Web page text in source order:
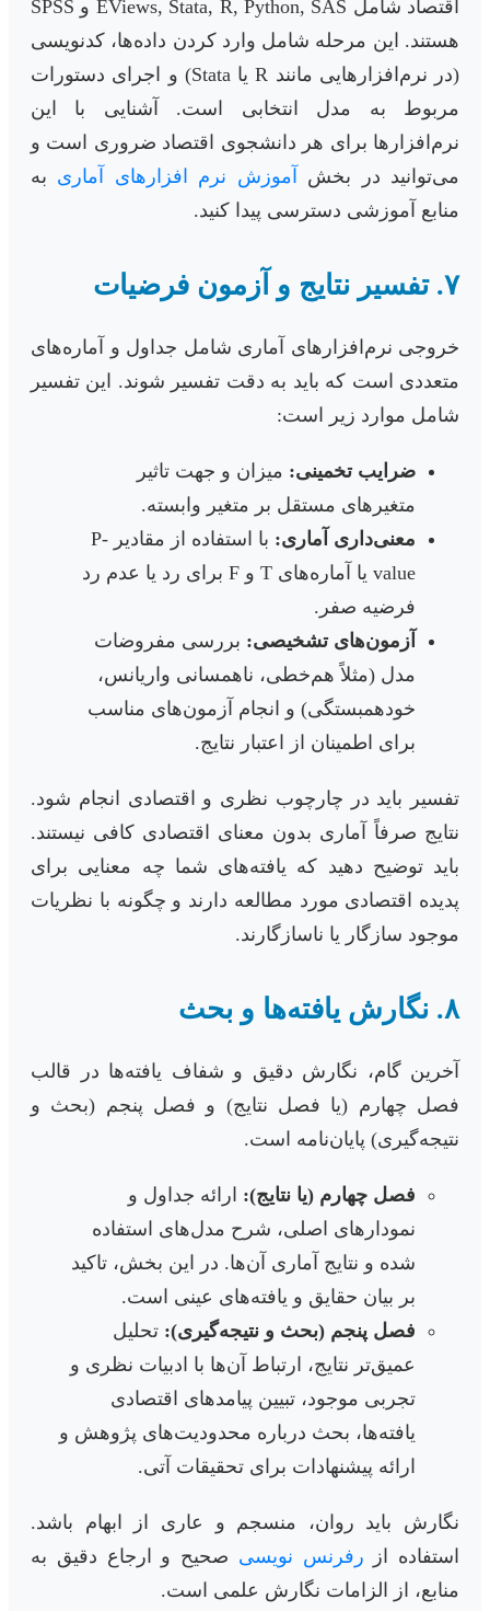
اقتصاد شامل EViews, Stata, R, Python, SAS و SPSS
هستند. این مرحله شامل وارد کردن داده‌ها، کدنویسی
(در نرم‌افزارهایی مانند R یا Stata) و اجرای دستورات
مربوط به مدل انتخابی است. آشنایی با این
نرم‌افزارها برای هر دانشجوی اقتصاد ضروری است و
می‌توانید در بخش
آموزش نرم افزارهای آماری به
منابع آموزشی دسترسی پیدا کنید.
۷. تفسیر نتایج و آزمون فرضیات
خروجی نرم‌افزارهای آماری شامل جداول و آماره‌های
متعددی است که باید به دقت تفسیر شوند. این تفسیر
شامل موارد زیر است:
ضرایب تخمینی: میزان و جهت تاثیر
متغیرهای مستقل بر متغیر وابسته.
معنی‌داری آماری:
با استفاده از مقادیر P-
value یا آماره‌های T و F برای رد یا عدم رد
فرضیه صفر.
آزمون‌های تشخیصی: بررسی مفروضات
مدل (مثلاً هم‌خطی، ناهمسانی واریانس،
خودهمبستگی) و انجام آزمون‌های مناسب
برای اطمینان از اعتبار نتایج.
تفسیر باید در چارچوب نظری و اقتصادی انجام شود.
نتایج صرفاً آماری بدون معنای اقتصادی کافی نیستند.
باید توضیح دهید که یافته‌های شما چه معنایی برای
پدیده اقتصادی مورد مطالعه دارند و چگونه با نظریات
موجود سازگار یا ناسازگارند.
۸. نگارش یافته‌ها و بحث
آخرین گام، نگارش دقیق و شفاف یافته‌ها در قالب
فصل چهارم (یا فصل نتایج) و فصل پنجم (بحث و
نتیجه‌گیری) پایان‌نامه است.
فصل چهارم (یا نتایج): ارائه جداول و
نمودارهای اصلی، شرح مدل‌های استفاده
شده و نتایج آماری آن‌ها. در این بخش، تاکید
بر بیان حقایق و یافته‌های عینی است.
فصل پنجم (بحث و نتیجه‌گیری): تحلیل
عمیق‌تر نتایج، ارتباط آن‌ها با ادبیات نظری و
تجربی موجود، تبیین پیامدهای اقتصادی
یافته‌ها، بحث درباره محدودیت‌های پژوهش و
ارائه پیشنهادات برای تحقیقات آتی.
نگارش باید روان، منسجم و عاری از ابهام باشد.
استفاده از رفرنس نویسی صحیح و ارجاع دقیق به
منابع، از الزامات نگارش علمی است.